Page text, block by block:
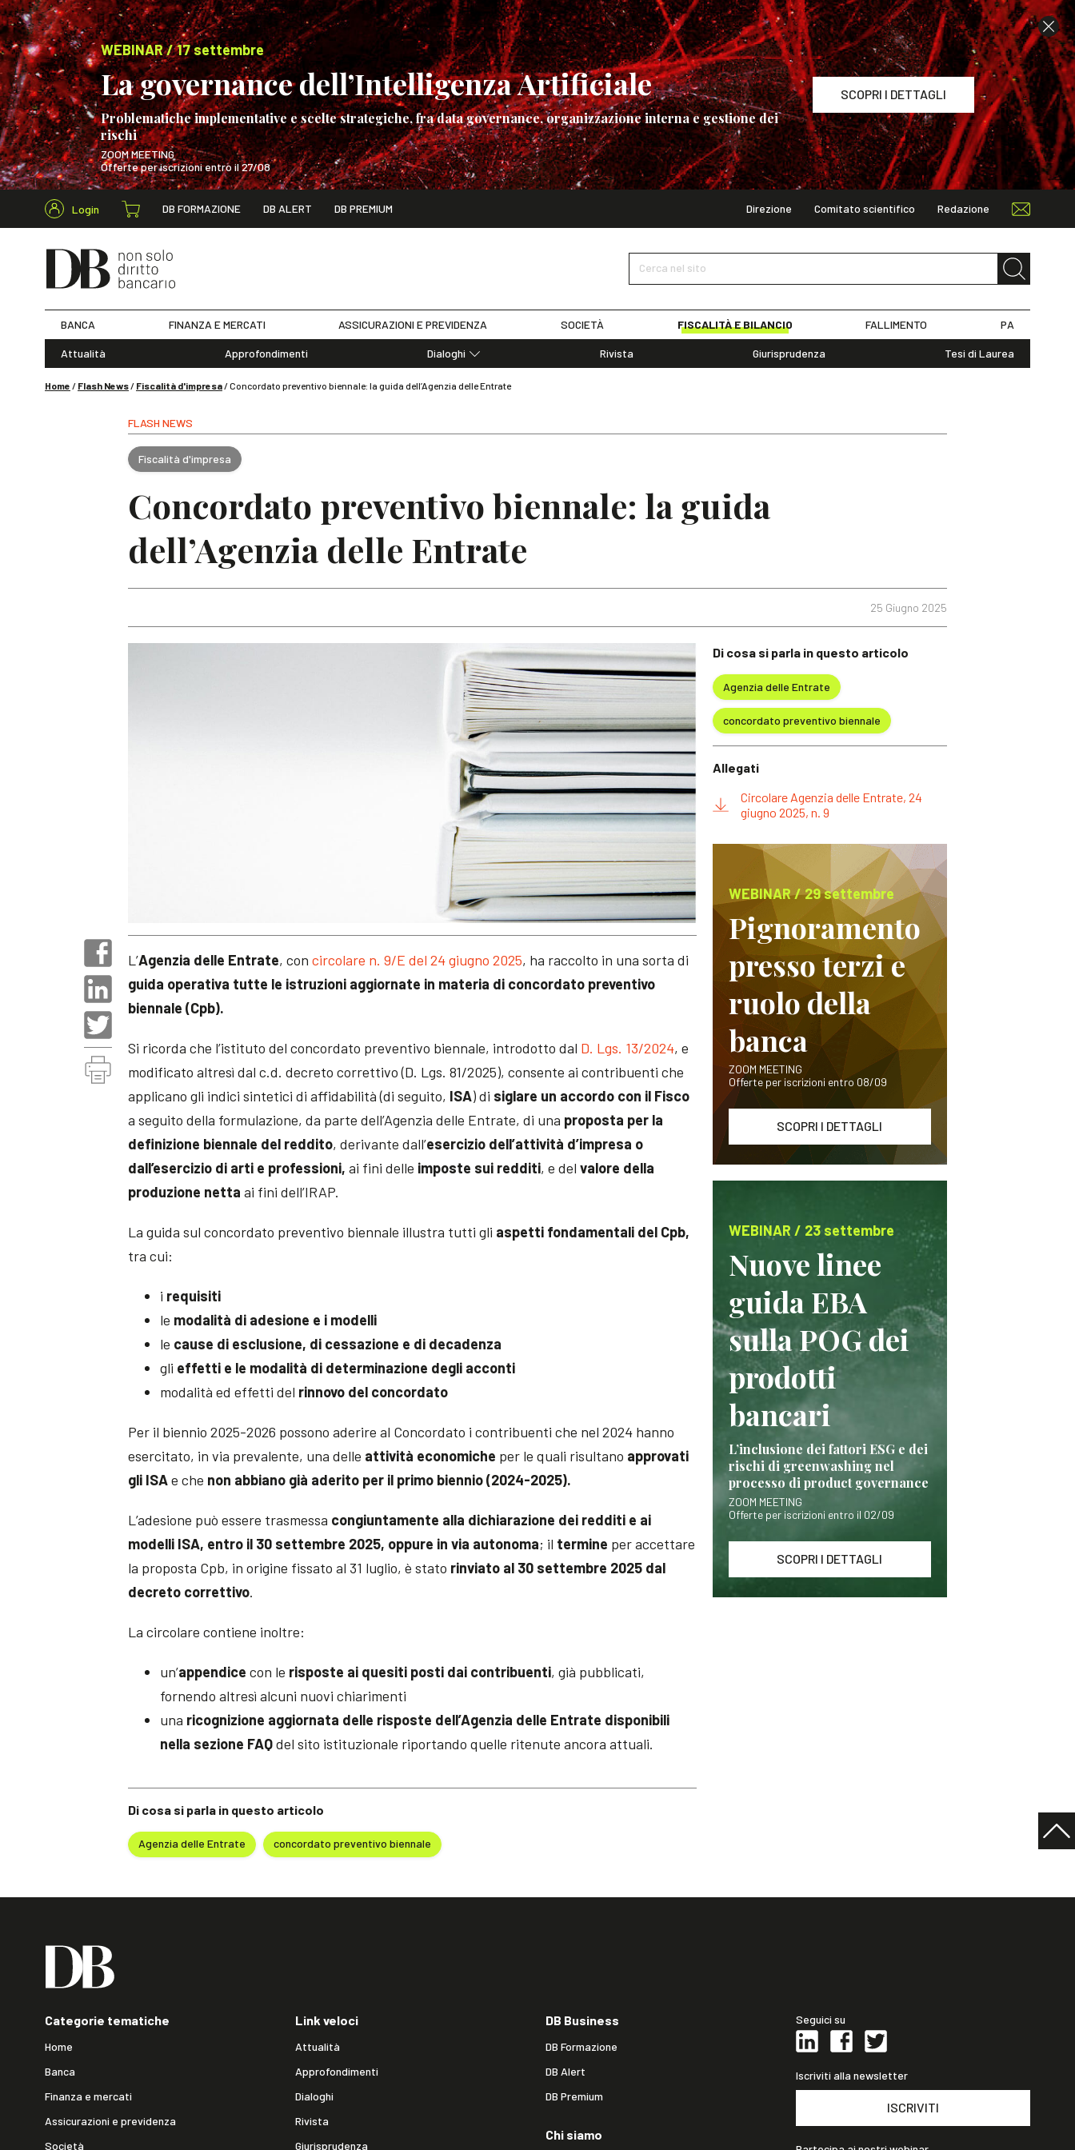
WEBINAR / 17 settembre
La governance dell’Intelligenza Artificiale
Problematiche implementative e scelte strategiche, fra data governance, organizzazione interna e gestione dei
rischi
ZOOM MEETING
Offerte per iscrizioni entro il 27/08
SCOPRI I DETTAGLI
WEBINAR / 17 settembre
Login DB FORMAZIONE DB ALERT DB PREMIUM Direzione Comitato scientifico Redazione
Cerca nel sito
Cerca nel sito
BANCA FINANZA E MERCATI ASSICURAZIONI E PREVIDENZA SOCIETÀ FISCALITÀ E BILANCIO FALLIMENTO PA
Attualità Approfondimenti
Dialoghi
Rivista Giurisprudenza Tesi di Laurea
Home / Flash News/ Fiscalità d'impresa/Concordato preventivo biennale: la guida dell’Agenzia delle Entrate
FLASH NEWS
Fiscalità d'impresa
Concordato preventivo biennale: la guida
dell’Agenzia delle Entrate
25 Giugno 2025
Di cosa si parla in questo articolo
Agenzia delle Entrate concordato preventivo biennale
L’Agenzia delle Entrate, concircolare n. 9/E del 24 giugno 2025, ha raccolto in una sorta di
guida operativa tutte le istruzioni aggiornate in materia di concordato preventivo
biennale (Cpb).
Si ricorda che l’istituto del concordato preventivo biennale, introdotto dal D. Lgs. 13/2024, e
modificato altresì dal c.d. decreto correttivo (D. Lgs. 81/2025), consente ai contribuenti che
applicano gli indici sintetici di affidabilità (di seguito, ISA) di siglare un accordo con il Fisco
a seguito della formulazione, da parte dell’Agenzia delle Entrate, di una proposta per la
definizione biennale del reddito, derivante dall’esercizio dell’attività d’impresa o
dall’esercizio di arti e professioni, ai fini delle imposte sui redditi, e delvalore della
produzione netta ai fini dell’IRAP.
La guida sul concordato preventivo biennale illustra tutti gli aspetti fondamentali del Cpb,
tra cui:
i requisiti
le modalità di adesione e i modelli
le cause di esclusione, di cessazione e di decadenza
gli effetti e le modalità di determinazione degli acconti
modalità ed effetti del rinnovo del concordato
Per il biennio 2025-2026 possono aderire al Concordato i contribuenti che nel 2024 hanno
esercitato, in via prevalente, una delle attività economiche per le quali risultano approvati
gli ISAe che non abbiano già aderito per il primo biennio (2024-2025).
L’adesione può essere trasmessa congiuntamente alla dichiarazione dei redditi e ai
modelli ISA, entro il 30 settembre 2025, oppure in via autonoma; il termine per accettare
la proposta Cpb, in origine fissato al 31 luglio, è stato rinviato al 30 settembre 2025 dal
decreto correttivo.
La circolare contiene inoltre:
un’appendice con le risposte ai quesiti posti dai contribuenti, già pubblicati,
fornendo altresì alcuni nuovi chiarimenti
una ricognizione aggiornata delle risposte dell’Agenzia delle Entrate disponibili
nella sezione FAQdel sito istituzionale riportando quelle ritenute ancora attuali.
Di cosa si parla in questo articolo
Agenzia delle Entrate
concordato preventivo biennale
Allegati
Circolare Agenzia delle Entrate, 24
giugno 2025, n. 9
WEBINAR / 29 settembre
Pignoramento
presso terzi e
ruolo della
banca
ZOOM MEETING
Offerte per iscrizioni entro 08/09
SCOPRI I DETTAGLI
WEBINAR / 23 settembre
Nuove linee
guida EBA
sulla POG dei
prodotti
bancari
L’inclusione dei fattori ESG e dei
rischi di greenwashing nel
processo di product governance
ZOOM MEETING
Offerte per iscrizioni entro il 02/09
SCOPRI I DETTAGLI
Categorie tematiche
Home
Banca
Finanza e mercati
Assicurazioni e previdenza
Società
Link veloci
Attualità
Approfondimenti
Dialoghi
Rivista
Giurisprudenza
DB Business
DB Formazione
DB Alert
DB Premium
Chi siamo
Seguici su
Iscriviti alla newsletter
ISCRIVITI